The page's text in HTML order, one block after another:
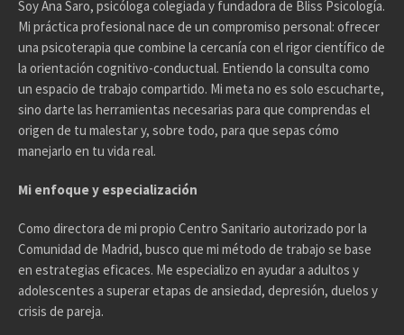
Soy Ana Saro, psicóloga colegiada y fundadora de Bliss Psicología.
Mi práctica profesional nace de un compromiso personal: ofrecer
una psicoterapia que combine la cercanía con el rigor científico de
la orientación cognitivo-conductual. Entiendo la consulta como
un espacio de trabajo compartido. Mi meta no es solo escucharte,
sino darte las herramientas necesarias para que comprendas el
origen de tu malestar y, sobre todo, para que sepas cómo
manejarlo en tu vida real.
Mi enfoque y especialización
Como directora de mi propio Centro Sanitario autorizado por la
Comunidad de Madrid, busco que mi método de trabajo se base
en estrategias eficaces. Me especializo en ayudar a adultos y
adolescentes a superar etapas de ansiedad, depresión, duelos y
crisis de pareja.